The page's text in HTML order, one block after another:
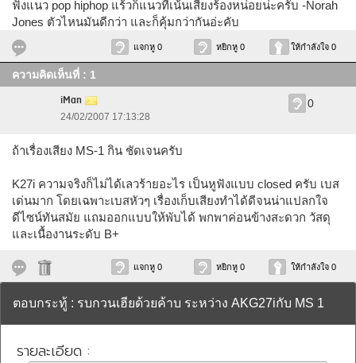
ฟังแนว pop hiphop แร้วก็แนวที่เน้นเสียงร้องหน่อยน่ะครับ -Norah
Jones ตัวไหนมันดีกว่า และก็คุ้มกว่ากันอ่ะคับ
แจกหู 0 หยิกหู 0 ให้กำลังใจ 0
ความคิดเห็นที่ : 1
iMan
24/02/2007 17:13:28
0
ถ้าเรื่องเสียง MS-1 กิน ชัดเจนครับ
K27i ความจริงก็ไม่ได้เลวร้ายอะไร เป็นหูฟังแบบ closed ครับ เบส
เด่นมาก โดยเฉพาะเบสหัวๆ เรื่องเก็บเสียงทำได้ดีจนน่าแปลกใจ
ดีไซน์ทันสมัย แถมออกแบบให้พับได้ พกพาค่อนข้างสะดวก วัสดุ
และเนื้องานระดับ B+
แจกหู 0 หยิกหู 0 ให้กำลังใจ 0
ตอบกระทู้ : รบกวนเฮียด้วยค้าบ ระหว่าง AKG27iกับ MS 1
รายละเอียด :